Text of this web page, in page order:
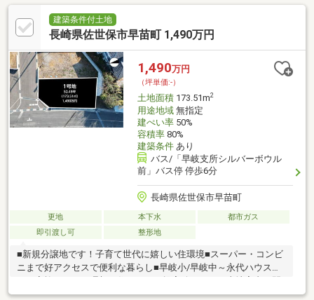
フプランセミナーも随時行っております♪～こんなお悩みありませ
んか？家づくりの「コツ」勉強しましょう～・住宅会社の選び方
が分からない・家づくりって何から取り組んだらいいの？・家の
リ小さなお悩みも、一緒に解決しましょう！正しい知識を持っ
て、賢く、後悔しない家づくりをしましょう♪
建築条件付土地
長崎県佐世保市早苗町 1,490万円
1,490万円
（坪単価:-）
土地面積173.51m2
用途地域無指定
建ぺい率50%
容積率80%
建築条件あり
バス/「早岐支所シルバーボウル
前」バス停 停歩6分
長崎県佐世保市早苗町
更地 本下水
都市ガス
即引渡し可
整形地
■新規分譲地です！子育て世代に嬉しい住環境■スーパー・コンビ
ニまで好アクセスで便利な暮らし■早岐小/早岐中～永代ハウスで
はご家族にあった理想の住まいをご提案致します～土地案内、間
取りご提案、モデルハウス見学会、ライフプランセミナーも随時